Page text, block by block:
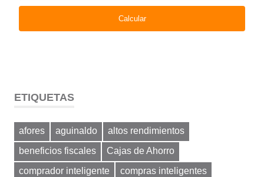
ETIQUETAS
afores aguinaldo
altos rendimientos
beneficios fiscales
Cajas de Ahorro
comprador inteligente
compras inteligentes